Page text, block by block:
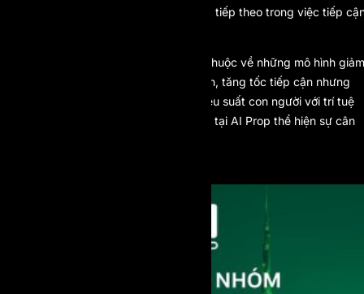
mới tạm thời mà là giai đoạn tiến hóa tiếp theo trong việc tiếp
Tương lai của prop trading hiện đại thuộc về những mô hình giảm
ma sát nhưng không giảm tiêu chuẩn, tăng tốc tiếp cận nhưng
không hy sinh kỷ luật, và kết hợp hiệu suất con người với trí tuệ
nhân tạo. Khung prop firm một bước tại AI Prop thể hiện sự cân